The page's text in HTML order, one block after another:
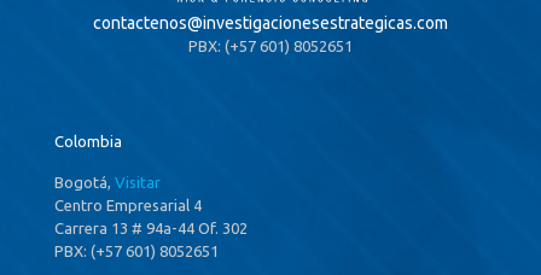
contactenos@investigacionesestrategicas.com
PBX: (+57 601) 8052651
Colombia
Bogotá, Visitar
Centro Empresarial 4
Carrera 13 # 94a-44 Of. 302
PBX: (+57 601) 8052651